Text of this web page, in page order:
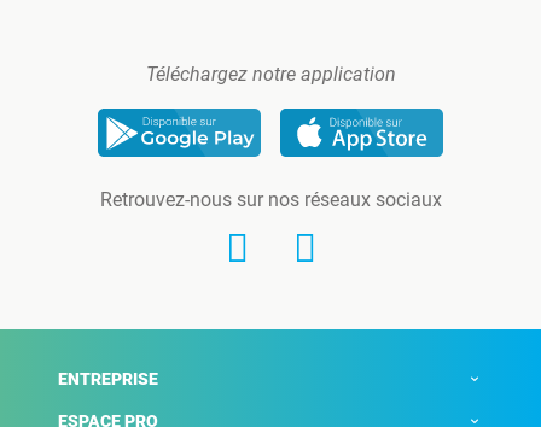
Téléchargez notre application
Retrouvez-nous sur nos réseaux sociaux
ENTREPRISE
ESPACE PRO